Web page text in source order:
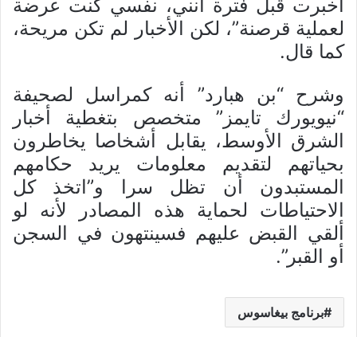
أخبرت قبل فترة أنني، نفسي كنت عرضة
لعملية قرصنة”، لكن الأخبار لم تكن مريحة،
كما قال.
وشرح “بن هبارد” أنه كمراسل لصحيفة
“نيويورك تايمز” متخصص بتغطية أخبار
الشرق الأوسط، يقابل أشخاصا يخاطرون
بحياتهم لتقديم معلومات يريد حكامهم
المستبدون أن تظل سرا و”اتخذ كل
الاحتياطات لحماية هذه المصادر لأنه لو
ألقي القبض عليهم فسينتهون في السجن
أو القبر”.
برنامج بيغاسوس